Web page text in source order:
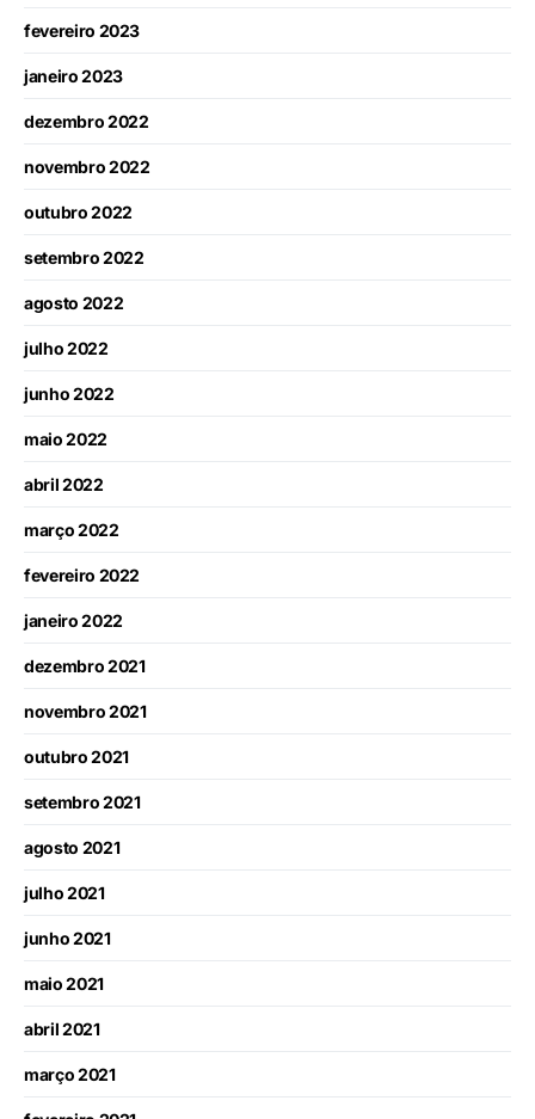
fevereiro 2023
janeiro 2023
dezembro 2022
novembro 2022
outubro 2022
setembro 2022
agosto 2022
julho 2022
junho 2022
maio 2022
abril 2022
março 2022
fevereiro 2022
janeiro 2022
dezembro 2021
novembro 2021
outubro 2021
setembro 2021
agosto 2021
julho 2021
junho 2021
maio 2021
abril 2021
março 2021